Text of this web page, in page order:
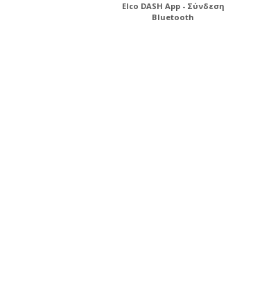
Elco DASH App - Σύνδεση
Bluetooth